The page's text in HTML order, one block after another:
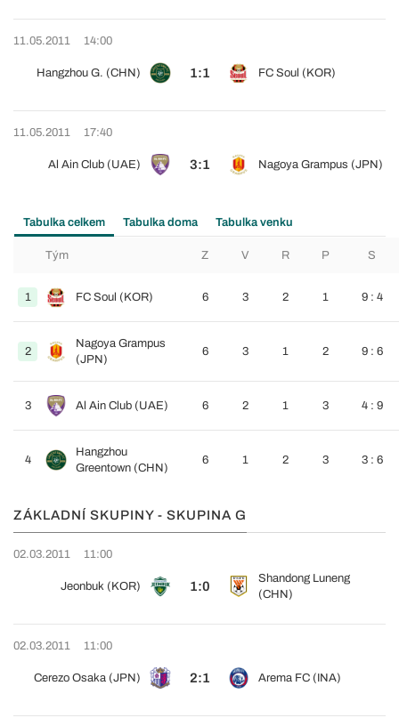
11.05.2011 14:00
Hangzhou G. (CHN) 1:1 FC Soul (KOR)
11.05.2011 17:40
Al Ain Club (UAE) 3:1 Nagoya Grampus (JPN)
Tabulka celkem Tabulka doma Tabulka venku
Tým Z V R P S
1 FC Soul (KOR) 6 3 2 1 9 : 4
2
Nagoya Grampus
(JPN)
6 3 1 2 9 : 6
3 Al Ain Club (UAE) 6 2 1 3 4 : 9
4
Hangzhou
Greentown (CHN)
6 1 2 3 3 : 6
ZÁKLADNÍ SKUPINY - SKUPINA G
02.03.2011 11:00
Jeonbuk (KOR) 1:0
Shandong Luneng
(CHN)
02.03.2011 11:00
Cerezo Osaka (JPN) 2:1 Arema FC (INA)